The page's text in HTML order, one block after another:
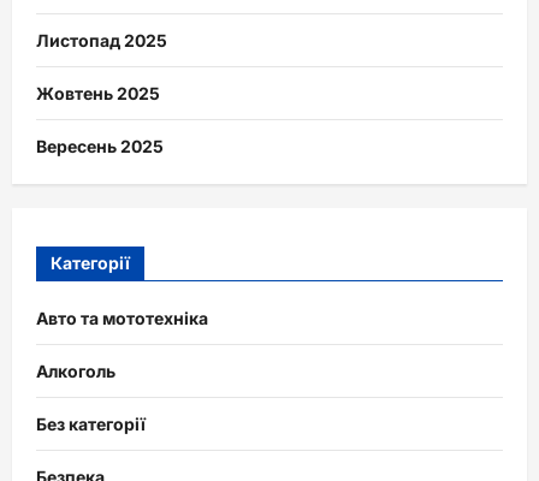
Листопад 2025
Жовтень 2025
Вересень 2025
Категорії
Авто та мототехніка
Алкоголь
Без категорії
Безпека